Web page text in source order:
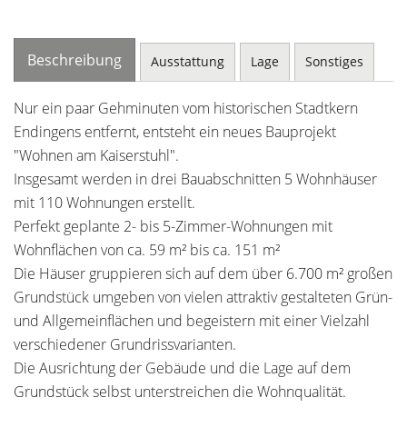
Beschreibung Ausstattung Lage Sonstiges
Nur ein paar Gehminuten vom historischen Stadtkern
Endingens entfernt, entsteht ein neues Bauprojekt
"Wohnen am Kaiserstuhl".
Insgesamt werden in drei Bauabschnitten 5 Wohnhäuser
mit 110 Wohnungen erstellt.
Perfekt geplante 2- bis 5-Zimmer-Wohnungen mit
Wohnflächen von ca. 59 m² bis ca. 151 m²
Die Häuser gruppieren sich auf dem über 6.700 m² großen
Grundstück umgeben von vielen attraktiv gestalteten Grün-
und Allgemeinflächen und begeistern mit einer Vielzahl
verschiedener Grundrissvarianten.
Die Ausrichtung der Gebäude und die Lage auf dem
Grundstück selbst unterstreichen die Wohnqualität.